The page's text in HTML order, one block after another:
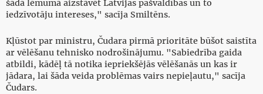
šādā lēmumā aizstāvēt Latvijas pašvaldības un to
iedzīvotāju intereses," sacīja Smiltēns.
Kļūstot par ministru, Čudara pirmā prioritāte būšot saistīta
ar vēlēšanu tehnisko nodrošinājumu. "Sabiedrība gaida
atbildi, kādēļ tā notika iepriekšējās vēlēšanās un kas ir
jādara, lai šāda veida problēmas vairs nepieļautu," sacīja
Čudars.